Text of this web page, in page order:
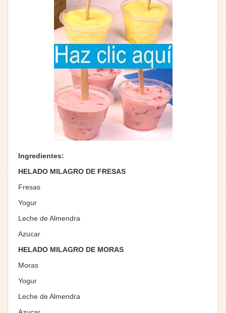
Ingredientes:
HELADO MILAGRO DE FRESAS
Fresas
Yogur
Leche de Almendra
Azucar
HELADO MILAGRO DE MORAS
Moras
Yogur
Leche de Almendra